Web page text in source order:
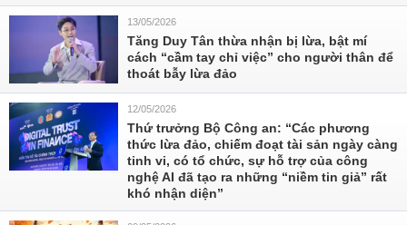
13/05/2026
Tăng Duy Tân thừa nhận bị lừa, bật mí
cách “cầm tay chỉ việc” cho người thân để
thoát bẫy lừa đảo
12/05/2026
Thứ trưởng Bộ Công an: “Các phương
thức lừa đảo, chiếm đoạt tài sản ngày càng
tinh vi, có tổ chức, sự hỗ trợ của công
nghệ AI đã tạo ra những “niềm tin giả” rất
khó nhận diện”